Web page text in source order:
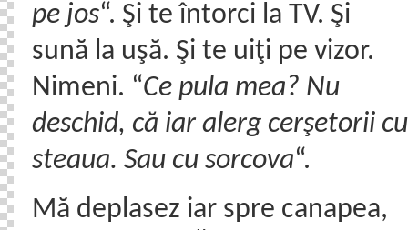
pe jos“. Şi te întorci la TV. Şi
sună la uşă. Şi te uiţi pe vizor.
Nimeni. “Ce pula mea? Nu
deschid, că iar alerg cerşetorii cu
steaua. Sau cu sorcova“.
Mă deplasez iar spre canapea,